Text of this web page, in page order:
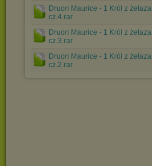
Druon Maurice - 1 Król z żelaza
cz.4.rar
Druon Maurice - 1 Król z żelaza
cz.3.rar
Druon Maurice - 1 Król z żelaza
cz.2.rar